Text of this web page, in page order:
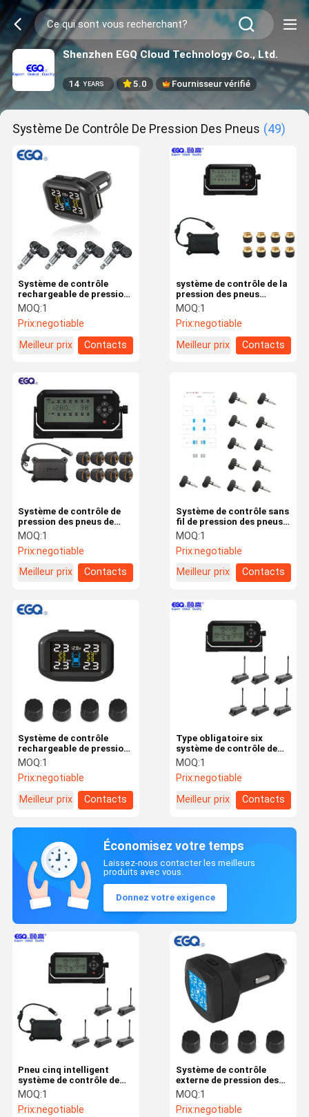
Shenzhen EGQ Cloud Technology Co., Ltd.
14 YEARS 5.0 Fournisseur vérifié
Système De Contrôle De Pression Des Pneus (49)
Système de contrôle
rechargeable de pression
des pneus
MOQ:1
Prix:negotiable
Meilleur prix
Contacts
système de contrôle de la
pression des pneus
433.92MHZ
MOQ:1
Prix:negotiable
Meilleur prix
Contacts
Système de contrôle de
pression des pneus de
camion
MOQ:1
Prix:negotiable
Meilleur prix
Contacts
Système de contrôle sans
fil de pression des pneus
de douze capteurs rf
MOQ:1
Prix:negotiable
Meilleur prix
Contacts
Système de contrôle
rechargeable de pression
des pneus d'allumeur de
cigarette
MOQ:1
Prix:negotiable
Meilleur prix
Contacts
Type obligatoire six
système de contrôle de
pneu de remorque du
pneu TPMS
MOQ:1
Prix:negotiable
Meilleur prix
Contacts
Économisez votre temps
Laissez-nous contacter les meilleurs
produits avec vous.
Donnez votre exigence
Système de contrôle
externe de pression des
pneus de 433,92
mégahertz d'universel
MOQ:1
Prix:negotiable
Pneu cinq intelligent
système de contrôle de
pression de pneu de 345
heures-milliampère
MOQ:1
Prix:negotiable